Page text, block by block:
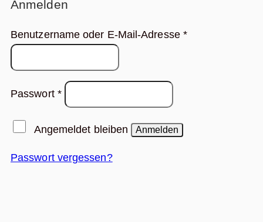
Anmelden
Benutzername oder E-Mail-Adresse *Erforderlich
Passwort *Erforderlich
Angemeldet bleiben Anmelden
Passwort vergessen?